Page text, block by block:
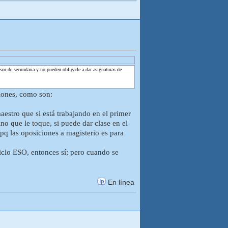
de secundaria y no pueden obligarle a dar asignaturas de
como son:
que si está trabajando en el primer
que le toque, si puede dar clase en el
las oposiciones a magisterio es para
ESO, entonces sí; pero cuando se
En línea